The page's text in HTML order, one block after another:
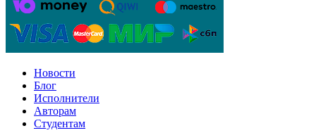
Новости
Блог
Исполнители
Авторам
Студентам